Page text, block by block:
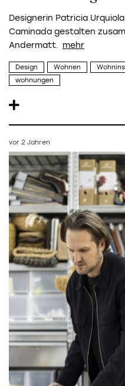
Designerin Patricia
Caminada gestalten
Andermatt.
Design Wohnen
wohnungen
vor 2 Jahren